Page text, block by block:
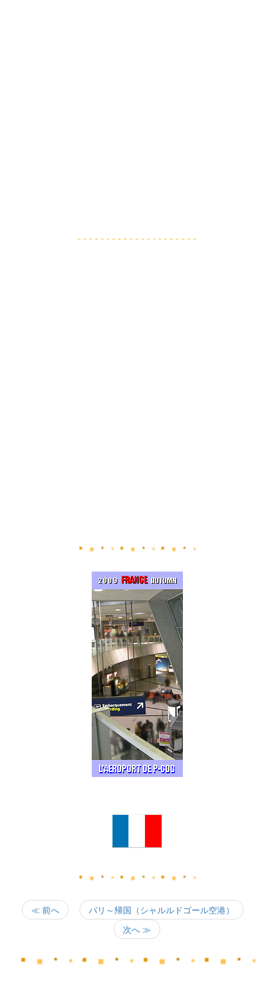
≪ 前へ
パリ～帰国（シャルルドゴール空港）
次へ ≫